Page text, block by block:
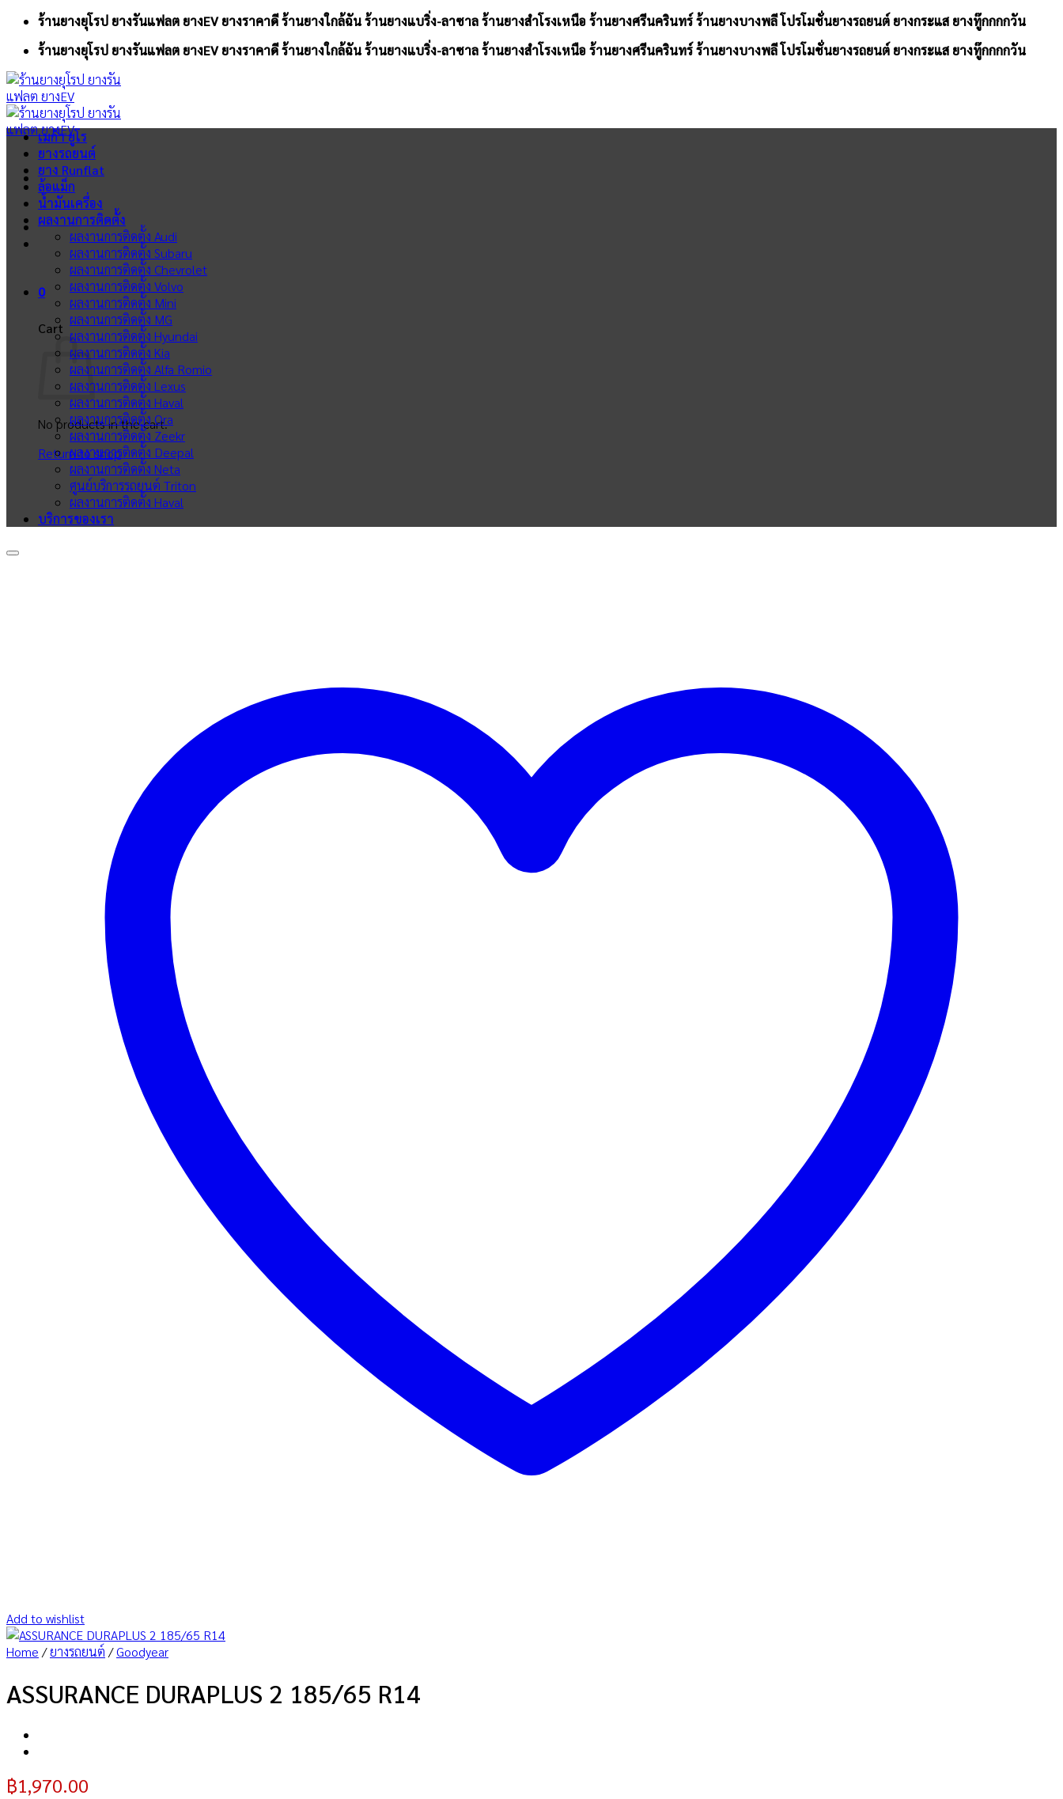
Skip
content
ร้านยางยุโรป ยางรันแฟลต ยางEV ยางราคาดี ร้านยางใกล้ฉัน ร้านยางแบริ่ง-ลาซาล ร้านยางสำโรงเหนือ ร้านยางศรีนครินทร์ ร้านยางบางพลี โปรโมชั่นยางรถยนต์ ยางกระแส ยางทู๊กกกกวัน
ร้านยางยุโรป ยางรันแฟลต ยางEV ยางราคาดี ร้านยางใกล้ฉัน ร้านยางแบริ่ง-ลาซาล ร้านยางสำโรงเหนือ ร้านยางศรีนครินทร์ ร้านยางบางพลี โปรโมชั่นยางรถยนต์ ยางกระแส ยางทู๊กกกกวัน
0
Cart
No products in the cart.
Return to shop
เมก้า ยูโร
ยางรถยนต์
ยาง Runflat
ล้อแม็ก
น้ำมันเครื่อง
ผลงานการติดตั้ง
ผลงานการติดตั้ง Audi
ผลงานการติดตั้ง Subaru
ผลงานการติดตั้ง Chevrolet
ผลงานการติดตั้ง Volvo
ผลงานการติดตั้ง Mini
ผลงานการติดตั้ง MG
ผลงานการติดตั้ง Hyundai
ผลงานการติดตั้ง Kia
ผลงานการติดตั้ง Alfa Romio
ผลงานการติดตั้ง Lexus
ผลงานการติดตั้ง Haval
ผลงานการติดตั้ง Ora
ผลงานการติดตั้ง Zeekr
ผลงานการติดตั้ง Deepal
ผลงานการติดตั้ง Neta
ศูนย์บริการรถยนต์ Triton
ผลงานการติดตั้ง Haval
บริการของเรา
Add to wishlist
Home /ยางรถยนต์ /Goodyear
ASSURANCE DURAPLUS 2 185/65 R14
฿1,970.00